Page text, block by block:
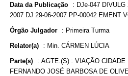
Data da Publicação : DJe-047
2007 DJ 29-06-2007 PP-00042 EMENT
Órgão Julgador : Primeira Turma
Relator(a) : Min. CÁRMEN LÚCIA
Parte(s) : AGTE.(S) : VIAÇÃO CIDADE
FERNANDO JOSÉ BARBOSA DE